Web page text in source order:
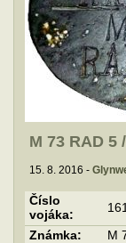
M 73 RAD 5
15. 8. 2016 -
Číslo
vojáka:
Známka: M